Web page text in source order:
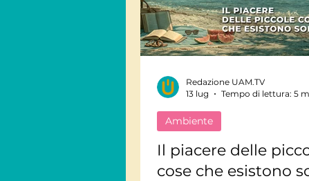
Viaggi consapevoli
Viaggi Consapevoli
Personaggi
Il piacere delle
cose che esistono
Ambiente
Redazione UAM.TV
13 lug
Tempo di lettura: 5